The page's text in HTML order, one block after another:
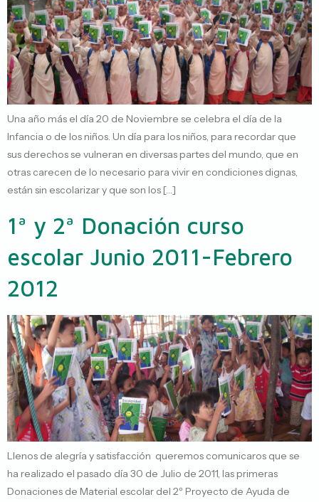
Una año más el día 20 de Noviembre se celebra el día de la
Infancia o de los niños. Un día para los niños, para recordar que
sus derechos se vulneran en diversas partes del mundo, que en
otras carecen de lo necesario para vivir en condiciones dignas,
están sin escolarizar y que son los […]
1ª y 2ª Donación curso
escolar Junio 2011-Febrero
2012
Llenos de alegría y satisfacción queremos comunicaros que se
ha realizado el pasado día 30 de Julio de 2011, las primeras
Donaciones de Material escolar del 2º Proyecto de Ayuda de